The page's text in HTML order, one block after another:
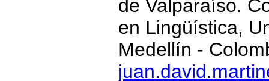
de Valparaíso.
en Lingüística,
Medellín -